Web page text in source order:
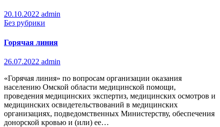
20.10.2022 admin
Без рубрики
Горячая линия
26.07.2022 admin
«Горячая линия» по вопросам организации оказания
населению Омской области медицинской помощи,
проведения медицинских экспертиз, медицинских осмотров и
медицинских освидетельствований в медицинских
организациях, подведомственных Министерству, обеспечения
донорской кровью и (или) ее…